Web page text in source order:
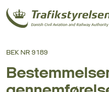
BEK NR 9189